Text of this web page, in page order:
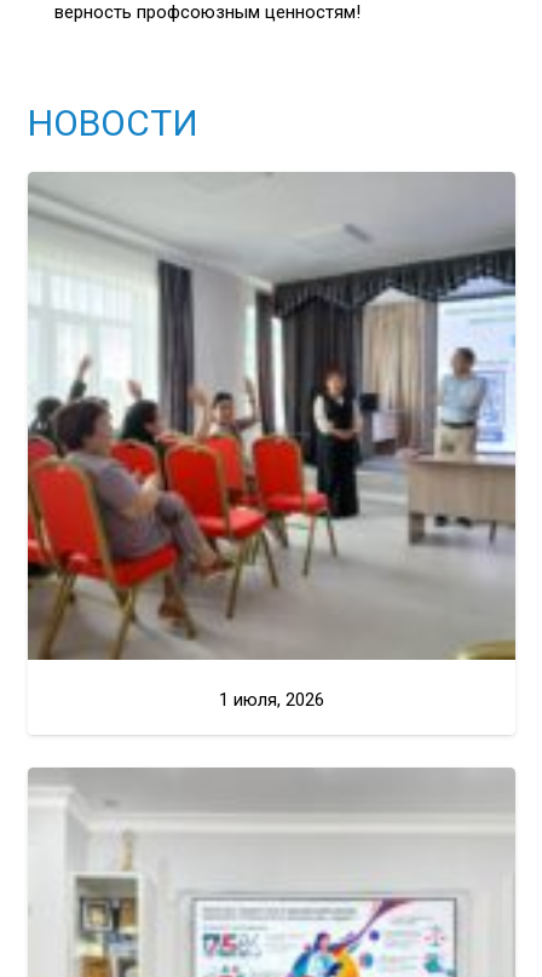
верность профсоюзным ценностям!
НОВОСТИ
1 июля, 2026